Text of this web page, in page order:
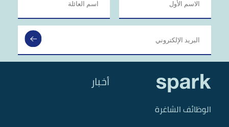
أخبار
الوظائف الشاغرة